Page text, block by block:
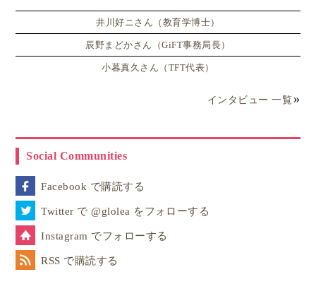
「新政党の旗揚げ体験」「政策発表」「模擬
選挙」を社会の授業で実体験するスウェーデ
ンの政治教育
新党がクラスメートの支持を集められる！？
さらに授業ではグループごとに「政党」を作り「政
策」を発表し、クラスで「選挙」
中学生や高校生だと実際の政党に投票をしてみるよう
な模擬選挙を学校内で行うことがあるそうですが、娘
のクラスでは自分たちで作った政党へ「模擬選挙」を
する体験実習をしていました。
井川好ニさん（教育学博士）
辰野まどかさん（GiFT事務局長）
小暮真久さん（TFT代表）
インタビュー 一覧
Social Communities
Facebook で購読する
Twitter で @glolea をフォローする
Instagram でフォローする
RSS で購読する